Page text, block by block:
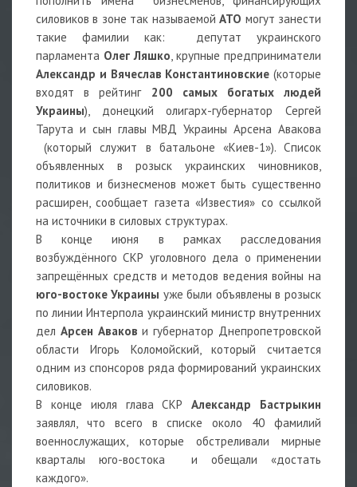
силовиков в зоне так называемойАТО могут занести
такие фамилии как: депутат украинского
парламента Олег Ляшко, крупные предприниматели
Александр и Вячеслав Константиновские (которые
входят в рейтинг 200 самых богатых людей
Украины), донецкий олигарх-губернатор Сергей
Тарута и сын главы МВД Украины Арсена Авакова
(который служит в батальоне «Киев-1»). Список
объявленных в розыск украинских чиновников,
политиков и бизнесменов может быть существенно
расширен, сообщает газета «Известия» со ссылкой
на источники в силовых структурах.
В конце июня в рамках расследования
возбуждённого СКР уголовного дела о применении
запрещённых средств и методов ведения войны на
юго-востоке Украины уже были объявлены в розыск
по линии Интерпола украинский министр внутренних
дел Арсен Аваков и губернатор Днепропетровской
области Игорь Коломойский, который считается
одним из спонсоров ряда формирований украинских
силовиков.
В конце июля глава СКРАлександр Бастрыкин
заявлял, что всего в списке около 40 фамилий
военнослужащих, которые обстреливали мирные
кварталы юго-востока и обещали «достать
каждого».